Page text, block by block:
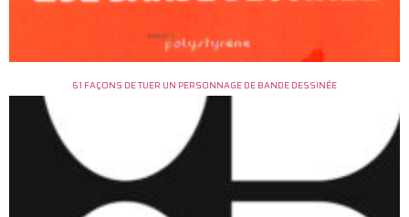
61 FAÇONS DE TUER UN PERSONNAGE DE BANDE DESSINÉE